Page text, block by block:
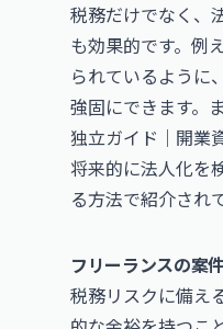
税務だけでなく、
も効果的です。例え
られているように
強固にできます。
独立ガイド｜開業
将来的に法人化を
る方法で紹介され
フリーランスの案
税務リスクに備え